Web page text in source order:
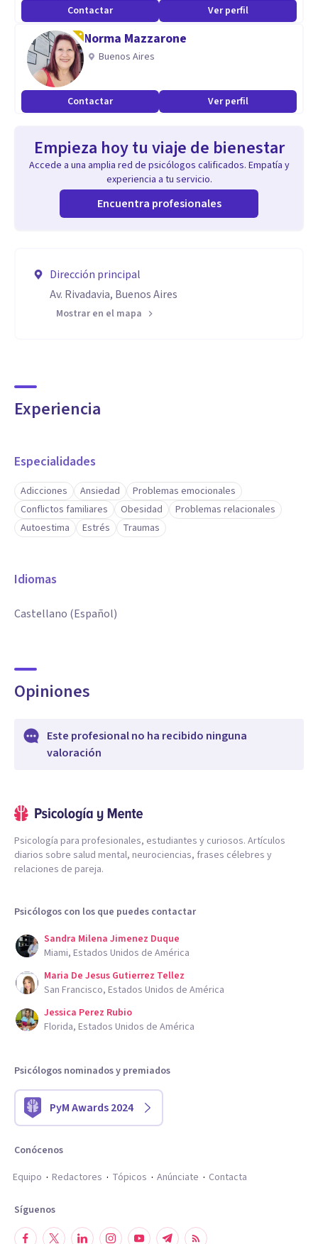
Contactar Ver perfil
Norma Mazzarone
Buenos Aires
Contactar Ver perfil
Empieza hoy tu viaje de bienestar
Accede a una amplia red de psicólogos calificados. Empatía y
experiencia a tu servicio.
Encuentra profesionales
Dirección principal
Av. Rivadavia, Buenos Aires
Mostrar en el mapa
Experiencia
Especialidades
Adicciones Ansiedad
Problemas emocionales
Conflictos familiares
Obesidad
Problemas relacionales
Autoestima
Estrés Traumas
Idiomas
Castellano (Español)
Opiniones
Este profesional no ha recibido ninguna
valoración
Psicología para profesionales, estudiantes y curiosos. Artículos
diarios sobre salud mental, neurociencias, frases célebres y
relaciones de pareja.
Psicólogos con los que puedes contactar
Sandra Milena Jimenez Duque
Miami, Estados Unidos de América
Maria De Jesus Gutierrez Tellez
San Francisco, Estados Unidos de América
Jessica Perez Rubio
Florida, Estados Unidos de América
Psicólogos nominados y premiados
PyM Awards 2024
Conócenos
Equipo
Redactores Tópicos Anúnciate Contacta
Síguenos